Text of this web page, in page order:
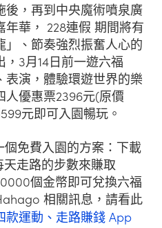
，再到中央魔術噴泉廣
華， 228連假 期間將有
」、節奏強烈振奮人心的
，3月14日前一遊六福
演，體驗環遊世界的樂
優惠票2396元(原價
元即可入園暢玩。
免費入園的方案：下載
走路的步數來賺取
個金幣即可兌換六福
相關訊息，請看此
款運動、走路賺錢 App